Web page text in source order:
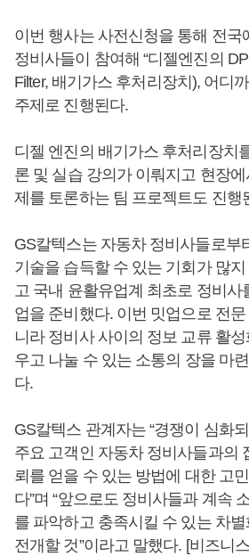
이번 행사는 사전신청을 통해 전국
정비사들이 참여해 “디젤엔진의
Filter, 배기가스 후처리장치), 어디
주제로 진행된다.
디젤 엔진의 배기가스 후처리장치
론 및 실습 강의가 이뤄지고 현장
제를 토론하는 팀 프로젝트도 진행
GS칼텍스는 자동차 정비사들로부
기술을 습득할 수 있는 기회가 많
고 국내 윤활유업계 최초로 정비사
업을 준비했다. 이번 밋업으로 전
니라 정비사 사이의 정보 교류 활
우고 나눌 수 있는 소통의 장을 마
다.
GS칼텍스 관계자는 “경쟁이 심화
주요 고객인 자동차 정비사들과의
뢰를 얻을 수 있는 방법에 대한 고
다”며 “앞으로도 정비사들과 계속
를 파악하고 충족시킬 수 있는 차
전개할 것”이라고 말했다. [비즈니